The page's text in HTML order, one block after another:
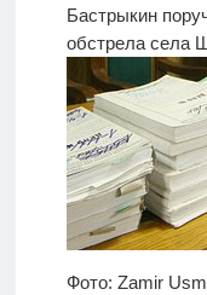
Бастрыкин
обстрела села
Фото: Zamir